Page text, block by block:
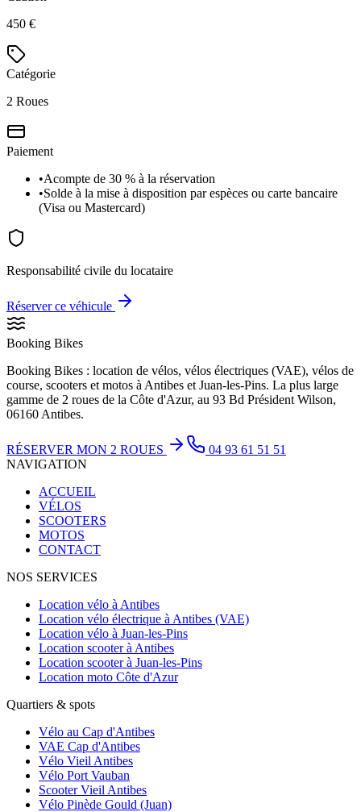
450 €
Catégorie
2 Roues
Paiement
•Acompte de 30 % à la réservation
•Solde à la mise à disposition par espèces ou carte bancaire
(Visa ou Mastercard)
Responsabilité civile du locataire
Réserver ce véhicule
Booking Bikes
Booking Bikes : location de vélos, vélos électriques (VAE), vélos de
course, scooters et motos à Antibes et Juan-les-Pins. La plus large
gamme de 2 roues de la Côte d'Azur, au 93 Bd Président Wilson,
06160 Antibes.
RÉSERVER MON 2 ROUES
04 93 61 51 51
NAVIGATION
ACCUEIL
VÉLOS
SCOOTERS
MOTOS
CONTACT
NOS SERVICES
Location vélo à Antibes
Location vélo électrique à Antibes (VAE)
Location vélo à Juan-les-Pins
Location scooter à Antibes
Location scooter à Juan-les-Pins
Location moto Côte d'Azur
Quartiers & spots
Vélo au Cap d'Antibes
VAE Cap d'Antibes
Vélo Vieil Antibes
Vélo Port Vauban
Scooter Vieil Antibes
Vélo Pinède Gould (Juan)